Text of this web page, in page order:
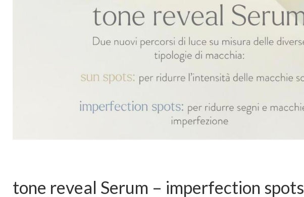
tone reveal Serum – imperfection spots